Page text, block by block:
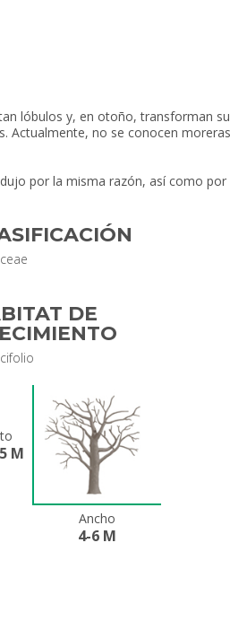
lóbulos y, en otoño, transforman
no se conocen
por la misma razón, así como
DE
Ancho
4-6 M
M